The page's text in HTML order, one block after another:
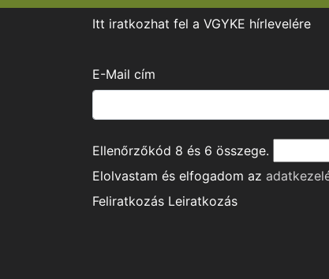
Itt iratkozhat fel a VGYKE hírlevelére
E-Mail cím
Ellenőrzőkód 8 és 6 összege.
Elolvastam és elfogadom az
Feliratkozás Leiratkozás